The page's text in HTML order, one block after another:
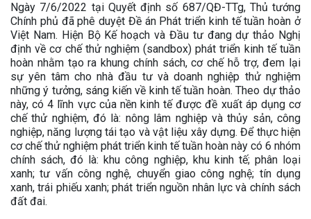
Ngày 7/6/2022 tại Quyết định số 687/QĐ-TTg, Thủ tướng
Chính phủ đã phê duyệt Đề án Phát triển kinh tế tuần hoàn ở
Việt Nam. Hiện Bộ Kế hoạch và Đầu tư đang dự thảo Nghị
định về cơ chế thử nghiệm (sandbox) phát triển kinh tế tuần
hoàn nhằm tạo ra khung chính sách, cơ chế hỗ trợ, đem lại
sự yên tâm cho nhà đầu tư và doanh nghiệp thử nghiệm
những ý tưởng, sáng kiến về kinh tế tuần hoàn. Theo dự thảo
này, có 4 lĩnh vực của nền kinh tế được đề xuất áp dụng cơ
chế thử nghiệm, đó là: nông lâm nghiệp và thủy sản, công
nghiệp, năng lượng tái tạo và vật liệu xây dựng. Để thực hiện
cơ chế thử nghiệm phát triển kinh tế tuần hoàn này có 6 nhóm
chính sách, đó là: khu công nghiệp, khu kinh tế; phân loại
xanh; tư vấn công nghệ, chuyển giao công nghệ; tín dụng
xanh, trái phiếu xanh; phát triển nguồn nhân lực và chính sách
đất đai.